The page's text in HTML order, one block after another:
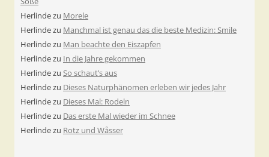
Herlindezu Morele
Herlindezu Manchmal ist genau das die beste Medizin: Smile
Herlindezu Man beachte den Eiszapfen
Herlindezu In die Jahre gekommen
Herlindezu So schaut’s aus
Herlindezu Dieses Naturphänomen erleben wir jedes Jahr
Herlindezu Dieses Mal: Rodeln
Herlindezu Das erste Mal wieder im Schnee
Herlindezu Rotz und Wåsser